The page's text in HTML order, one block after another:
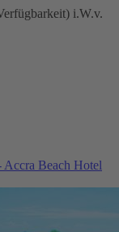
i.W.v.
Accra Beach Hotel